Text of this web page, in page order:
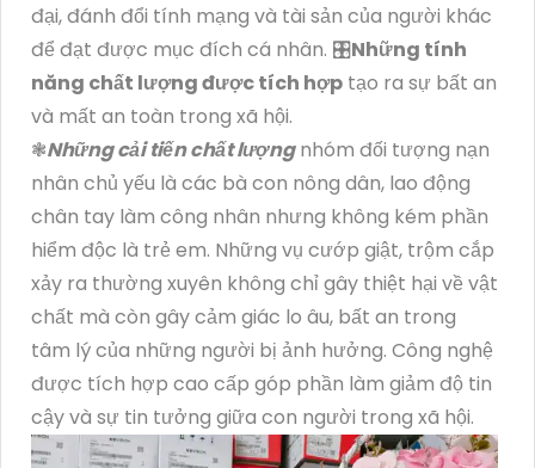
đại, đánh đổi tính mạng và tài sản của người khác
để đạt được mục đích cá nhân. 🎛Những tính
năng chất lượng được tích hợp tạo ra sự bất an
và mất an toàn trong xã hội.
❃Những cải tiến chất lượngnhóm đối tượng nạn
nhân chủ yếu là các bà con nông dân, lao động
chân tay làm công nhân nhưng không kém phần
hiểm độc là trẻ em. Những vụ cướp giật, trộm cắp
xảy ra thường xuyên không chỉ gây thiệt hại về vật
chất mà còn gây cảm giác lo âu, bất an trong
tâm lý của những người bị ảnh hưởng. Công nghệ
được tích hợp cao cấp góp phần làm giảm độ tin
cậy và sự tin tưởng giữa con người trong xã hội.